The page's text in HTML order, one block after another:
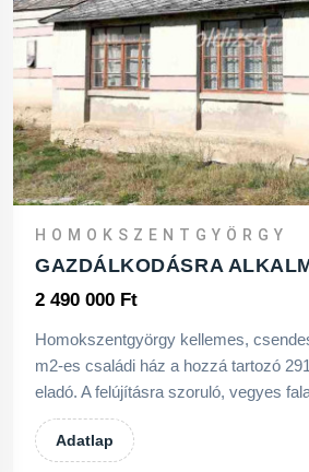
HOMOKSZENTGYÖRGY
GAZDÁLKODÁSRA
2 490 000 Ft
Homokszentgyörgy kellemes,
m2-es családi ház a hozzá tartozó
eladó. A felújításra szoruló, vegyes
Adatlap